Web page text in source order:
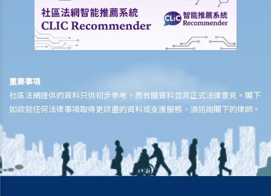
8. 如果在頒授遺產管理書後發現遺囑，應怎麼辦？
9. 如果我沒有很多近親。我能委任一位朋友或一個機構，例如非牟利機
構，成為我的遺囑執行人嗎？如果可以，我應該做些什麼準備作此安
10. 如果我的遺產 (1)少於50,000元；(2)超過50,000元但少於150,000
元；或(3)超過150,000元，相關的準備安排是否不同？
11. 委任遺囑執行人有哪些限制？
12. 作為遺囑執行人(不是立遺囑人的直系親屬，例如朋友或非政府機
構)，我可以做什麼準備？
遺產管理
重要事項
社區法網提供的資料只供初步參考，而有關資料並非正式法律意見。閣下
如欲就任何法律事項取得更詳盡的資料或支援服務，須諮詢閣下的律師。